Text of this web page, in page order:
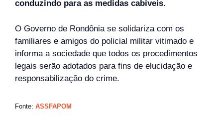
conduzindo para as medidas cabíveis.
O Governo de Rondônia se solidariza com os
familiares e amigos do policial militar vitimado e
informa a sociedade que todos os procedimentos
legais serão adotados para fins de elucidação e
responsabilização do crime.
Fonte: ASSFAPOM